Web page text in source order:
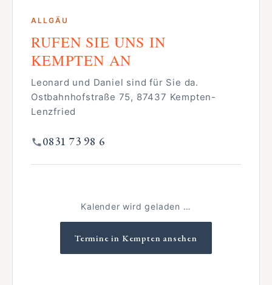
ALLGÄU
RUFEN SIE UNS IN
KEMPTEN AN
Leonard und Daniel sind für Sie da.
Ostbahnhofstraße 75, 87437 Kempten-
Lenzfried
0831 73 98 6
Kalender wird geladen …
Termine in Kempten ansehen